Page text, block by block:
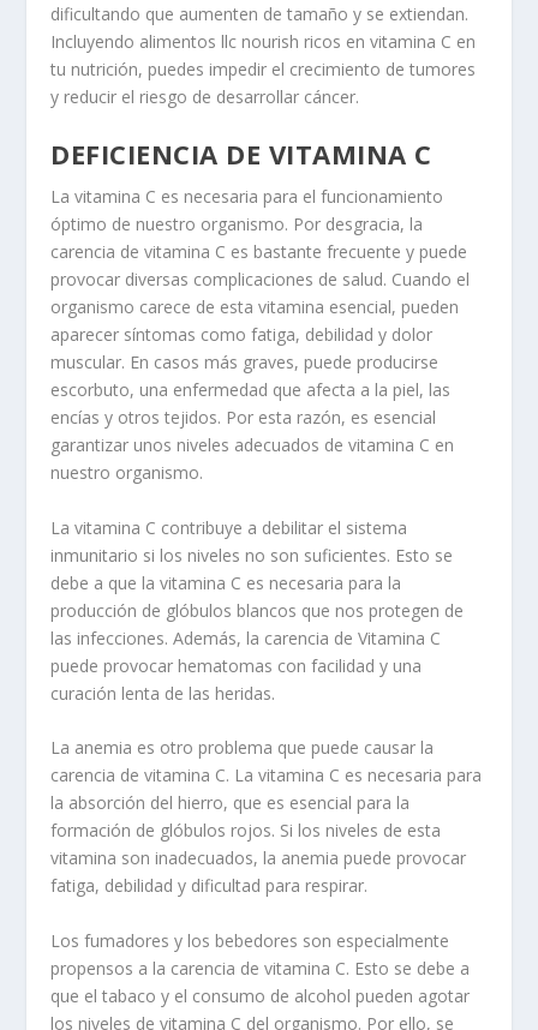
dificultando que aumenten de tamaño y se extiendan.
Incluyendo alimentos llc nourish ricos en vitamina C en
tu nutrición, puedes impedir el crecimiento de tumores
y reducir el riesgo de desarrollar cáncer.
DEFICIENCIA DE VITAMINA C
La vitamina C es necesaria para el funcionamiento
óptimo de nuestro organismo. Por desgracia, la
carencia de vitamina C es bastante frecuente y puede
provocar diversas complicaciones de salud. Cuando el
organismo carece de esta vitamina esencial, pueden
aparecer síntomas como fatiga, debilidad y dolor
muscular. En casos más graves, puede producirse
escorbuto, una enfermedad que afecta a la piel, las
encías y otros tejidos. Por esta razón, es esencial
garantizar unos niveles adecuados de vitamina C en
nuestro organismo.
La vitamina C contribuye a debilitar el sistema
inmunitario si los niveles no son suficientes. Esto se
debe a que la vitamina C es necesaria para la
producción de glóbulos blancos que nos protegen de
las infecciones. Además, la carencia de Vitamina C
puede provocar hematomas con facilidad y una
curación lenta de las heridas.
La anemia es otro problema que puede causar la
carencia de vitamina C. La vitamina C es necesaria para
la absorción del hierro, que es esencial para la
formación de glóbulos rojos. Si los niveles de esta
vitamina son inadecuados, la anemia puede provocar
fatiga, debilidad y dificultad para respirar.
Los fumadores y los bebedores son especialmente
propensos a la carencia de vitamina C. Esto se debe a
que el tabaco y el consumo de alcohol pueden agotar
los niveles de vitamina C del organismo. Por ello, se